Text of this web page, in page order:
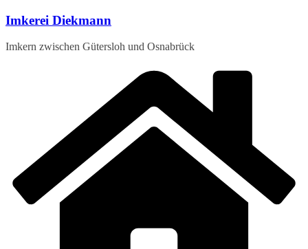
Zum
springen
Imkerei Diekmann
Imkern zwischen Gütersloh und Osnabrück